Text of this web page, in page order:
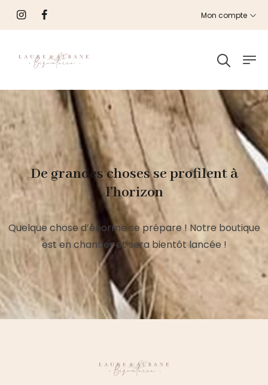
Mon compte
De grandes choses se profilent à
l’horizon
Quelque chose d’énorme se prépare ! Notre boutique
est en chantier et sera bientôt lancée !